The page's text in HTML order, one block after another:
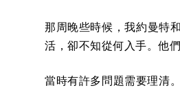
那周晚些時候，我約曼特
活，卻不知從何入手。他
當時有許多問題需要理清